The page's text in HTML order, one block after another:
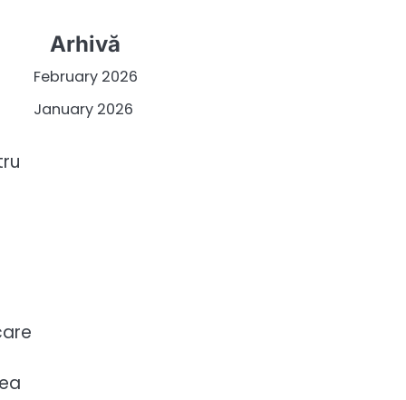
Arhivă
February 2026
January 2026